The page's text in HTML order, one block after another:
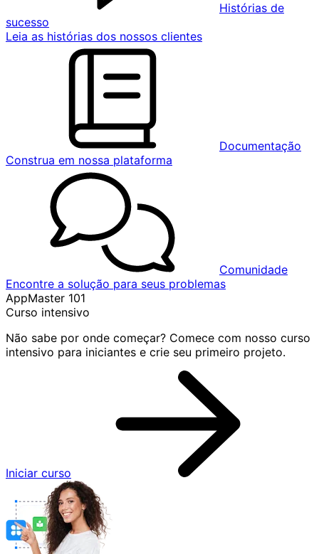
Histórias de
sucesso
Leia as histórias dos nossos clientes
Documentação
Construa em nossa plataforma
Comunidade
Encontre a solução para seus problemas
AppMaster 101
Curso intensivo
Não sabe por onde começar? Comece com nosso curso
intensivo para iniciantes e crie seu primeiro projeto.
Iniciar curso